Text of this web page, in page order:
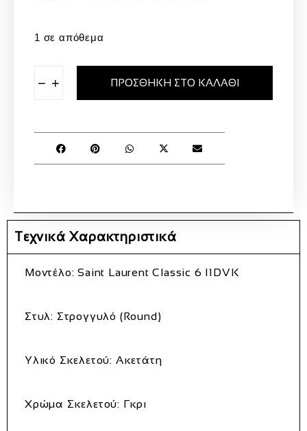
1 σε απόθεμα
− + ΠΡΟΣΘΉΚΗ ΣΤΟ ΚΑΛΆΘΙ
Τεχνικά Χαρακτηριστικά
Μοντέλο: Saint Laurent Classic 6 I1DVK
Στυλ: Στρογγυλό (Round)
Υλικό Σκελετού: Ακετάτη
Χρώμα Σκελετού: Γκρι